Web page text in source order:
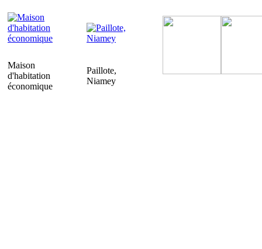
Maison
d'habitation
économique
Paillote,
Niamey